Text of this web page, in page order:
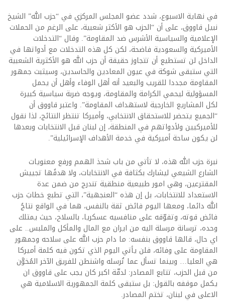
في نهاية الاسبوع، شدد عضو المجلس المركزي في “حزب الله” الشيخ
نبيل قاووق، على أن “الحزب هو الأكثر شعبية، على الرغم من الحملات
الإعلامية والسياسية الأشرس ضد المقاومة”. وقال “التدخلات
الأميركية والسعودية فاضحة، لكن كل هذه التدخلات مع أدواتها في
الداخل لن تستطيع أن تتجاوز حقيقة أن حزب الله هو الأكثرية الشعبية
التي ستبقى شوكة في عيون المعادين والحاسدين، وسيثبت جمهور
المقاومة مجددا للقريب والبعيد أنه أهل الوفاء وأهل أن يحمل
المسؤولية ليحمي الكرامة والمقاومة، ويوجه ضربة سياسية كبيرة
لكل المشاريع الخارجية لاستهداف المقاومة”. واعتبر قاووق أن
“الجميع يتحضر للاستحقاق الانتخابي، وأميركا تنتظر النتائج، لذا نقول
للأميركيين ولأدواتهم في المنطقة، إن لبنان قبل الانتخابات وبعدها
لن يكون ساحة أميركية في خدمة الأهداف الإسرائيلية”.
نبرة حزب الله هذه، لا تأتي من باب شحذ الهمم ورفع معنويات
الشارع الشيعي ليشارك بكثافة في الانتخابات، ولا هدفُها تجييش
المقترعين، وهي امور طبيعية منطقية تندرج من ضمن عدة
الاستعداد للانتخابات، بل إن هذه “العنجهية”، التي تطبع خطابَ حزب
الله دائما، ومعها اليوم فائض ثقة بالنفس، هما في الواقع نتاجُ
فائض قوته، وتفوّقه على منافسيه عسكريا، بالسلاح، حيث يمتلك
وحده، ترسانة مرسلة اليه من ايران مع المال والمأكل والملبس.. على
اي حال، قالها قاووق بنفسه: ما دام حزب الله على سلاحه وجمهور
المقاومة على وفائه، فلن يأتي اليوم الذي تكون فيه كلمة أميركا
هي العليا… وبينما تسأل عما تُرسله واشنطن للفريق الآخر المُخوَّن
من قبل الحزب، تتابع المصادر: لدقّة اكبر كان يجب على قاووق ان
يكمل موقفه بالقول: بل ستبقى كلمة الجمهورية الاسلامية هي
الاعلى في لبنان، تختم المصادر.